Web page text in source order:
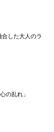
合した大人のラ
の乱れ」